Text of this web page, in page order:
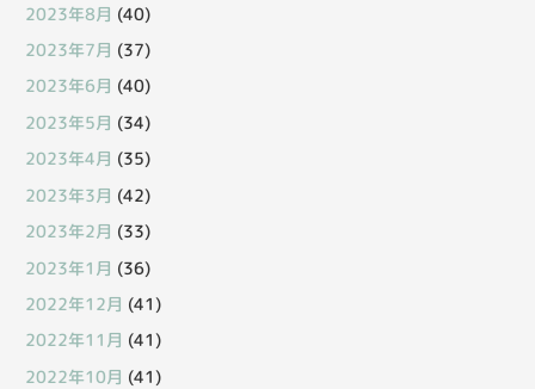
2023年8月 (40)
2023年7月 (37)
2023年6月 (40)
2023年5月 (34)
2023年4月 (35)
2023年3月 (42)
2023年2月 (33)
2023年1月 (36)
2022年12月 (41)
2022年11月 (41)
2022年10月 (41)